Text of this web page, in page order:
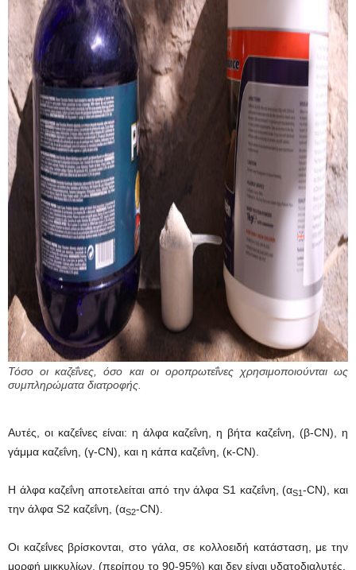
Τόσο οι καζεΐνες, όσο και οι οροπρωτεΐνες χρησιμοποιούνται ως
συμπληρώματα διατροφής.
Αυτές, οι καζεΐνες είναι: η άλφα καζεΐνη, η βήτα καζεΐνη, (β-CN), η
γάμμα καζεΐνη, (γ-CN), και η κάπα καζεΐνη, (κ-CN).
H άλφα καζεΐνη αποτελείται από την άλφα S1 καζεΐνη, (αS1-CN), και
την άλφα S2 καζεΐνη, (αS2-CN).
Οι καζεΐνες βρίσκονται, στο γάλα, σε κολλοειδή κατάσταση, με την
μορφή μικκυλίων, (περίπου το 90-95%) και δεν είναι υδατοδιαλυτές.